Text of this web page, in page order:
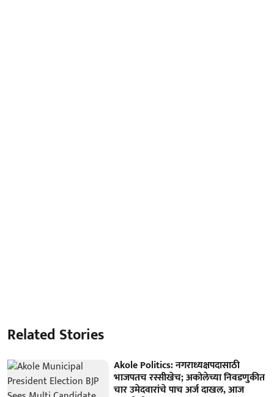
Related Stories
Akole Politics: नगराध्यक्षपदासाठी
भाजपतच रस्सीखेच; अकोलेच्या निवडणुकीत
चार उमेदवारांचे पाच अर्ज दाखल, आज